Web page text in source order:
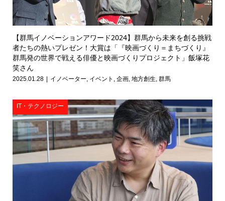
【群馬イノベーションアワード2024】群馬から未来を創る挑戦
者たちの熱いプレゼン！大賞は「『映画づくり＝まちづくり』
群馬発の世界で戦える俳優と映画づくりプロジェクト」飯塚花
笑さん
2025.01.28 イノベーター イベント 企画, 地方創生 群馬
IT・テクノロジー